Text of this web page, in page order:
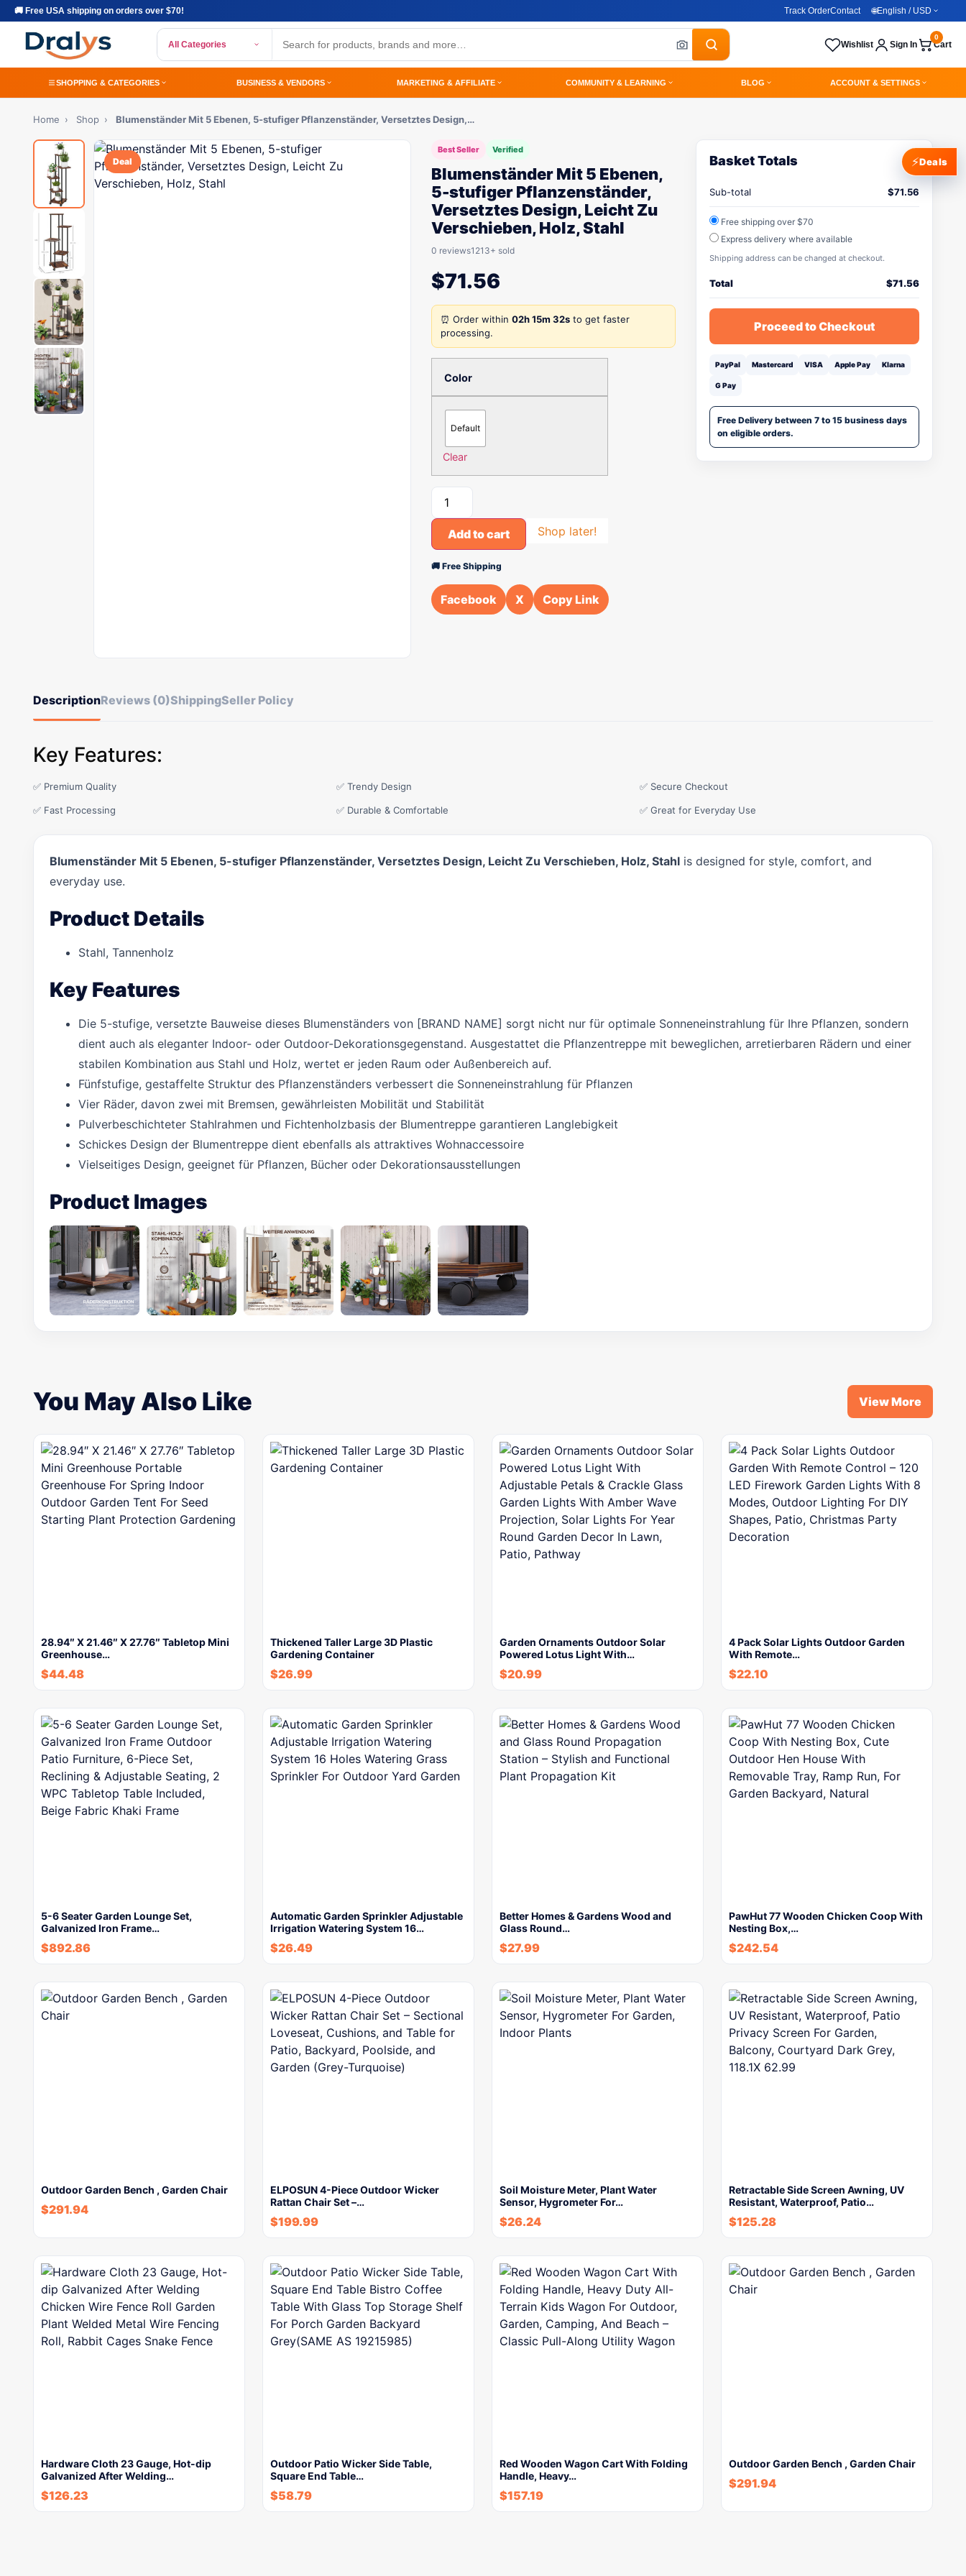
🚚 Free USA shipping on orders over $70! Track OrderContact 🌐English / USD
All Categories Wishlist Sign In Cart
0
SHOPPING & CATEGORIES BUSINESS & VENDORS MARKETING & AFFILIATE COMMUNITY & LEARNING BLOG ACCOUNT & SETTINGS
Home › Shop › Blumenständer Mit 5 Ebenen, 5-stufiger Pflanzenständer, Versetztes Design,…
Deal
Best Seller Verified
Blumenständer Mit 5 Ebenen,
5-stufiger Pflanzenständer,
Versetztes Design, Leicht Zu
Verschieben, Holz, Stahl
0 reviews1213+ sold
$71.56
⏰ Order within 02h 15m 32s to get faster
processing.
Color
Default
Clear
Add to cart Shop later!
🚚 Free Shipping
Facebook X Copy Link
Basket Totals
Sub-total $71.56
Free shipping over $70
Express delivery where available
Shipping address can be changed at checkout.
Total $71.56
Proceed to Checkout
PayPal Mastercard VISA Apple Pay Klarna
G Pay
Free Delivery between 7 to 15 business days
on eligible orders.
DescriptionReviews (0)ShippingSeller Policy
Key Features:
✅ Premium Quality ✅ Trendy Design ✅ Secure Checkout
✅ Fast Processing ✅ Durable & Comfortable ✅ Great for Everyday Use
Blumenständer Mit 5 Ebenen, 5-stufiger Pflanzenständer, Versetztes Design, Leicht Zu Verschieben, Holz, Stahl is designed for style, comfort, and
everyday use.
Product Details
Stahl, Tannenholz
Key Features
Die 5-stufige, versetzte Bauweise dieses Blumenständers von [BRAND NAME] sorgt nicht nur für optimale Sonneneinstrahlung für Ihre Pflanzen, sondern
dient auch als eleganter Indoor- oder Outdoor-Dekorationsgegenstand. Ausgestattet die Pflanzentreppe mit beweglichen, arretierbaren Rädern und einer
stabilen Kombination aus Stahl und Holz, wertet er jeden Raum oder Außenbereich auf.
Fünfstufige, gestaffelte Struktur des Pflanzenständers verbessert die Sonneneinstrahlung für Pflanzen
Vier Räder, davon zwei mit Bremsen, gewährleisten Mobilität und Stabilität
Pulverbeschichteter Stahlrahmen und Fichtenholzbasis der Blumentreppe garantieren Langlebigkeit
Schickes Design der Blumentreppe dient ebenfalls als attraktives Wohnaccessoire
Vielseitiges Design, geeignet für Pflanzen, Bücher oder Dekorationsausstellungen
Product Images
You May Also Like View More
28.94″ X 21.46″ X 27.76″ Tabletop Mini
Greenhouse…
$44.48
Thickened Taller Large 3D Plastic
Gardening Container
$26.99
Garden Ornaments Outdoor Solar
Powered Lotus Light With…
$20.99
4 Pack Solar Lights Outdoor Garden
With Remote…
$22.10
5-6 Seater Garden Lounge Set,
Galvanized Iron Frame…
$892.86
Automatic Garden Sprinkler Adjustable
Irrigation Watering System 16…
$26.49
Better Homes & Gardens Wood and
Glass Round…
$27.99
PawHut 77 Wooden Chicken Coop With
Nesting Box,…
$242.54
Outdoor Garden Bench , Garden Chair
$291.94
ELPOSUN 4-Piece Outdoor Wicker
Rattan Chair Set –…
$199.99
Soil Moisture Meter, Plant Water
Sensor, Hygrometer For…
$26.24
Retractable Side Screen Awning, UV
Resistant, Waterproof, Patio…
$125.28
Hardware Cloth 23 Gauge, Hot-dip
Galvanized After Welding…
$126.23
Outdoor Patio Wicker Side Table,
Square End Table…
$58.79
Red Wooden Wagon Cart With Folding
Handle, Heavy…
$157.19
Outdoor Garden Bench , Garden Chair
$291.94
⚡Deals